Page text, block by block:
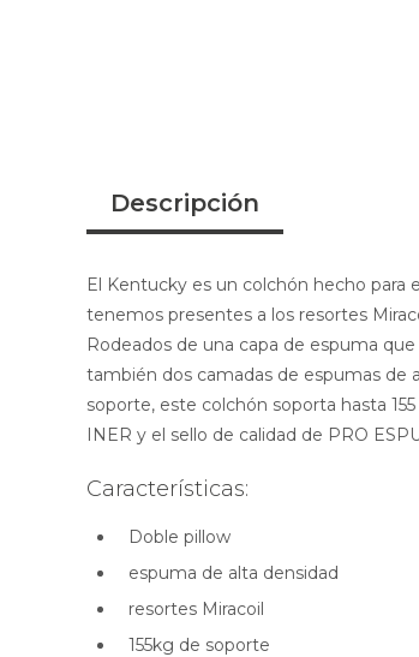
Descripción
El Kentucky es un colchón hecho para
tenemos presentes a los resortes
Rodeados de una capa de espuma
también dos camadas de espumas de
soporte, este colchón soporta hasta
INER y el sello de calidad de PRO
Características:
Doble pillow
espuma de alta densidad
resortes Miracoil
155kg de soporte